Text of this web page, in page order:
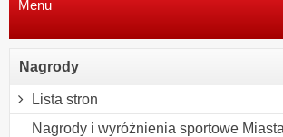
Menu
Nagrody
Lista stron
Nagrody i wyróżnienia sportowe